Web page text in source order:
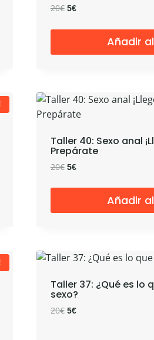
20€ El
original
20€.
5€El
actual
5€.
Añadir
Taller 40: Sexo anal
Prepárate
20€ El
original
20€.
5€El
actual
5€.
Añadir
Taller 37: ¿Qué es lo
sexo?
20€ El
5€El